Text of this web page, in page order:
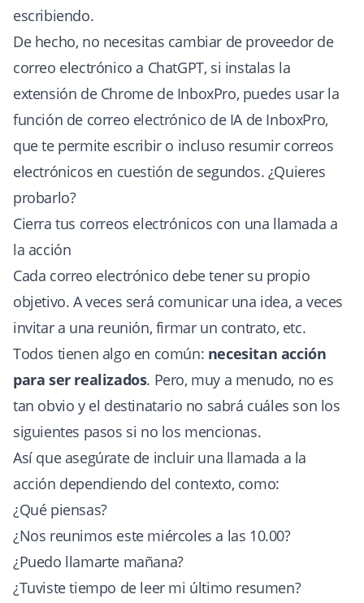
escribiendo.
De hecho, no necesitas cambiar de proveedor de
correo electrónico a ChatGPT, si instalas la
extensión de Chrome de InboxPro, puedes usar la
función de correo electrónico de IA de InboxPro,
que te permite escribir o incluso resumir correos
electrónicos en cuestión de segundos. ¿Quieres
probarlo?
Cierra tus correos electrónicos con una llamada a
la acción
Cada correo electrónico debe tener su propio
objetivo. A veces será comunicar una idea, a veces
invitar a una reunión, firmar un contrato, etc.
Todos tienen algo en común: necesitan acción
para ser realizados. Pero, muy a menudo, no es
tan obvio y el destinatario no sabrá cuáles son los
siguientes pasos si no los mencionas.
Así que asegúrate de incluir una llamada a la
acción dependiendo del contexto, como:
¿Qué piensas?
¿Nos reunimos este miércoles a las 10.00?
¿Puedo llamarte mañana?
¿Tuviste tiempo de leer mi último resumen?